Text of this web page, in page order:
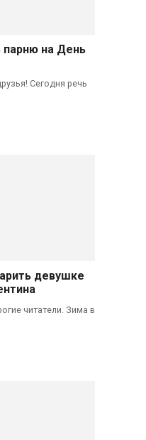
парню на День
Сегодня речь
девушке
читатели. Зима в